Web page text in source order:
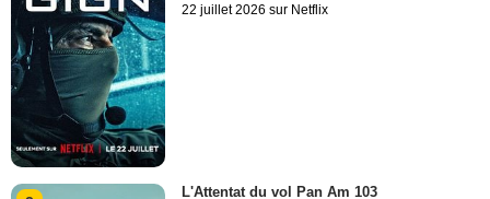
22 juillet 2026 sur Netflix
L'Attentat du vol Pan Am 103